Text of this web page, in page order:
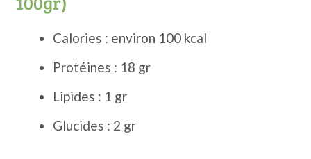
Calories : environ 100 kcal
Protéines : 18 gr
Lipides : 1 gr
Glucides : 2 gr